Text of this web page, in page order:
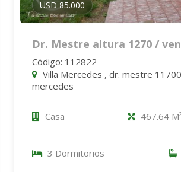
USD 85.000
Dr. Mestre altura 1270 /
Código: 112822
Villa Mercedes , dr. mestre
mercedes
Casa 467.64
3 Dormitorios